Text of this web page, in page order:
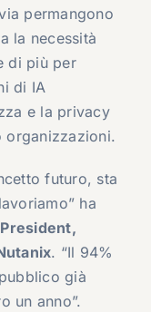
permangono
la necessità
di più per
di IA
e la privacy
organizzazioni.
futuro, sta
ha
. “Il 94%
già
un anno”.